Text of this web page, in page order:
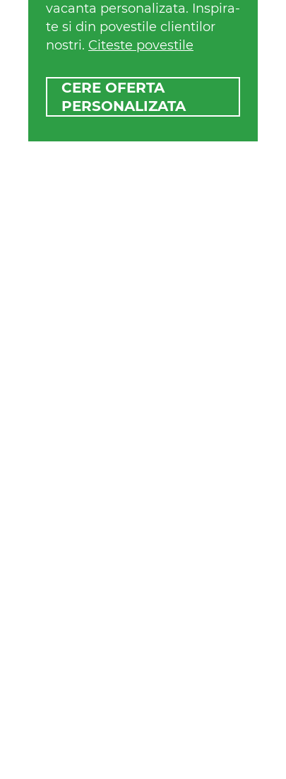
vacanta personalizata. Inspira-
te si din povestile clientilor
nostri. Citeste povestile
CERE OFERTA
PERSONALIZATA